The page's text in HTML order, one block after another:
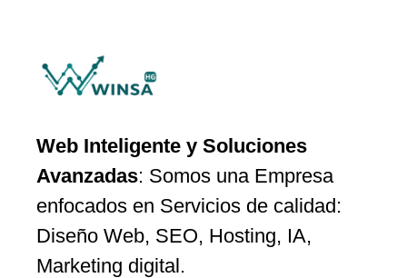
Web Inteligente y Soluciones
Avanzadas: Somos una Empresa
enfocados en Servicios de calidad:
Diseño Web, SEO, Hosting, IA,
Marketing digital.